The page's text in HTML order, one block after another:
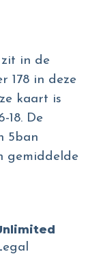
in de
178 in deze
kaart is
18. De
5ban
gemiddelde